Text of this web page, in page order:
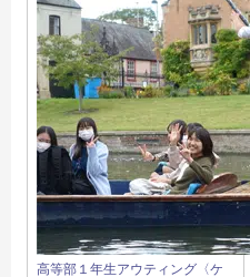
高等部１年生アウティング〈ケ